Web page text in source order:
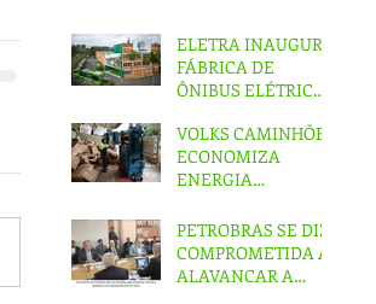
ELETRA INAUGURA
FÁBRICA DE
ÔNIBUS ELÉTRICOS
VOLKS CAMINHÕES
ECONOMIZA
ENERGIA
UM MÊS DE
PRODUÇÃO
PETROBRAS SE DIZ
COMPROMETIDA A
ALAVANCAR A